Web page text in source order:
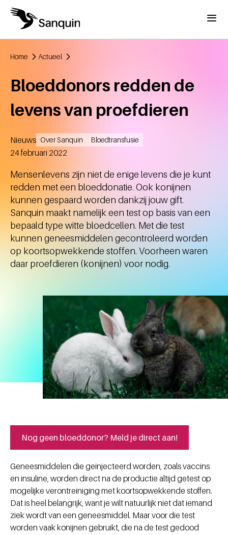
Overslaan en naar de inhoud gaan
Menu
Home Actueel
Bloeddonors redden de
levens van proefdieren
Nieuws Over Sanquin Bloedtransfusie
Aangemaakt
24 februari 2022
Mensenlevens zijn niet de enige levens die je kunt
redden met een bloeddonatie. Ook konijnen
kunnen gespaard worden dankzij jouw gift.
Sanquin maakt namelijk een test op basis van een
bepaald type witte bloedcellen. Met die test
kunnen geneesmiddelen gecontroleerd worden
op koortsopwekkende stoffen. Voorheen waren
daar proefdieren (konijnen) voor nodig.
Nog geen bloeddonor? Meld je direct aan!
Geneesmiddelen die geïnjecteerd worden, zoals vaccins
en insuline, worden direct na de productie altijd getest op
mogelijke verontreiniging met koortsopwekkende stoffen.
Dat is heel belangrijk, want je wilt natuurlijk niet dat iemand
ziek wordt van een geneesmiddel. Maar voor die test
worden vaak konijnen gebruikt, die na de test gedood